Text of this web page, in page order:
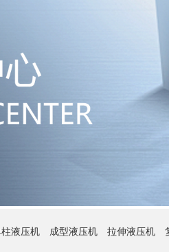
液压机 成型液压机 拉伸液压机